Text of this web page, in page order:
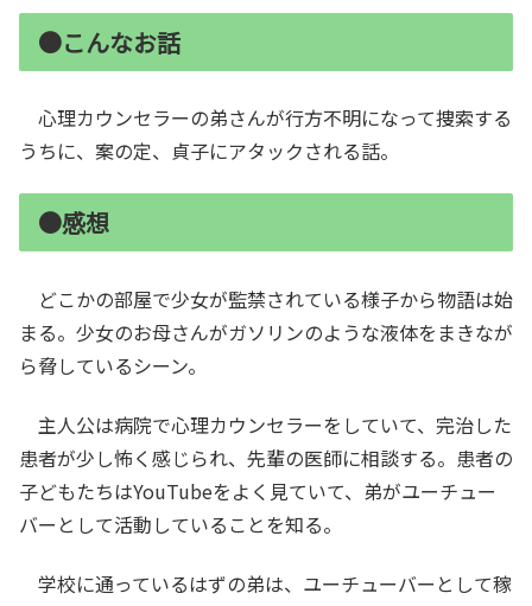
●こんなお話
心理カウンセラーの弟さんが行方不明になって捜索する
うちに、案の定、貞子にアタックされる話。
●感想
どこかの部屋で少女が監禁されている様子から物語は始
まる。少女のお母さんがガソリンのような液体をまきなが
ら脅しているシーン。
主人公は病院で心理カウンセラーをしていて、完治した
患者が少し怖く感じられ、先輩の医師に相談する。患者の
子どもたちはYouTubeをよく見ていて、弟がユーチュー
バーとして活動していることを知る。
学校に通っているはずの弟は、ユーチューバーとして稼